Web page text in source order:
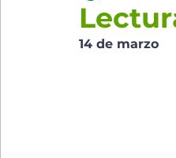
14 de marzo